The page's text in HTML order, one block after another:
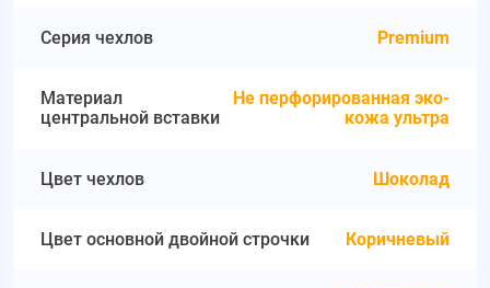
Серия чехлов Premium
Материал
центральной вставки
Не перфорированная эко-
кожа ультра
Цвет чехлов Шоколад
Цвет основной двойной строчки Коричневый